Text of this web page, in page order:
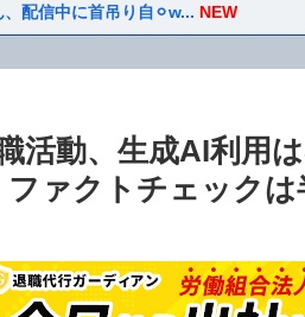
、配信中に首吊り自⚪︎w... NEW
活動、生成AI利用
ファクトチェック